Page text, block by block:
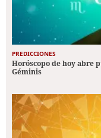
PREDICCIONES
Horóscopo de hoy abre
Géminis